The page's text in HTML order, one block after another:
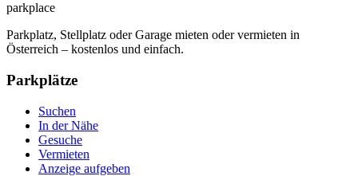
parkplace
Parkplatz, Stellplatz oder Garage mieten oder vermieten in
Österreich – kostenlos und einfach.
Parkplätze
Suchen
In der Nähe
Gesuche
Vermieten
Anzeige aufgeben